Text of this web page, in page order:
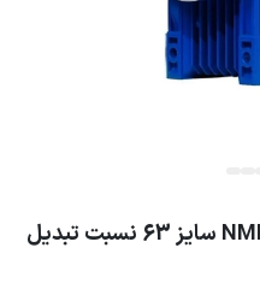
گیربکس مکعبی چینی سری NMRV سایز 63 نسبت تبدیل